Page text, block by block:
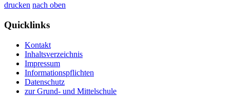
drucken nach oben
Quicklinks
Kontakt
Inhaltsverzeichnis
Impressum
Informationspflichten
Datenschutz
zur Grund- und Mittelschule